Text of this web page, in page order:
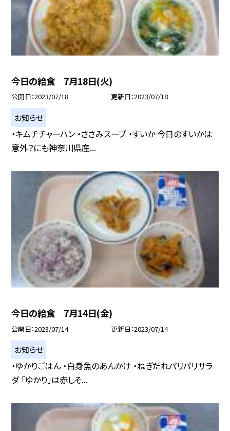
今日の給食 7月18日(火)
公開日 2023/07/18 更新日 2023/07/18
お知らせ
・キムチチャーハン ・ささみスープ ・すいか 今日のすいかは
意外？にも神奈川県産...
今日の給食 7月14日(金)
公開日 2023/07/14 更新日 2023/07/14
お知らせ
・ゆかりごはん ・白身魚のあんかけ ・ねぎだれパリパリサラ
ダ 「ゆかり」は赤しそ...